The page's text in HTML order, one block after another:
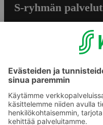
S-ryhmän palvelut
S-ostoslista -sovellus
Prisma.fi
Sokos.fi
S-Pankki
Yhteishyvä